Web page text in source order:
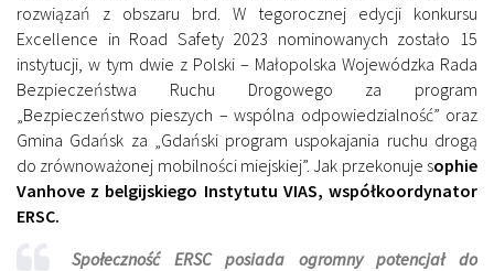
rozwiązań z obszaru brd. W tegorocznej edycji konkursu
Excellence in Road Safety 2023 nominowanych zostało 15
instytucji, w tym dwie z Polski – Małopolska Wojewódzka Rada
Bezpieczeństwa Ruchu Drogowego za program
„Bezpieczeństwo pieszych – wspólna odpowiedzialność” oraz
Gmina Gdańsk za „Gdański program uspokajania ruchu drogą
do zrównoważonej mobilności miejskiej”. Jak przekonuje sophie
Vanhove z belgijskiego Instytutu VIAS, współkoordynator
ERSC.
Społeczność ERSC posiada ogromny potencjał do